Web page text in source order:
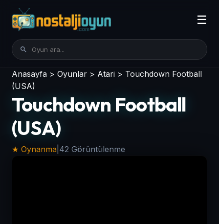
☰
Anasayfa > Oyunlar > Atari > Touchdown Football
(USA)
Touchdown Football
(USA)
★ Oynanma 42 Görüntülenme